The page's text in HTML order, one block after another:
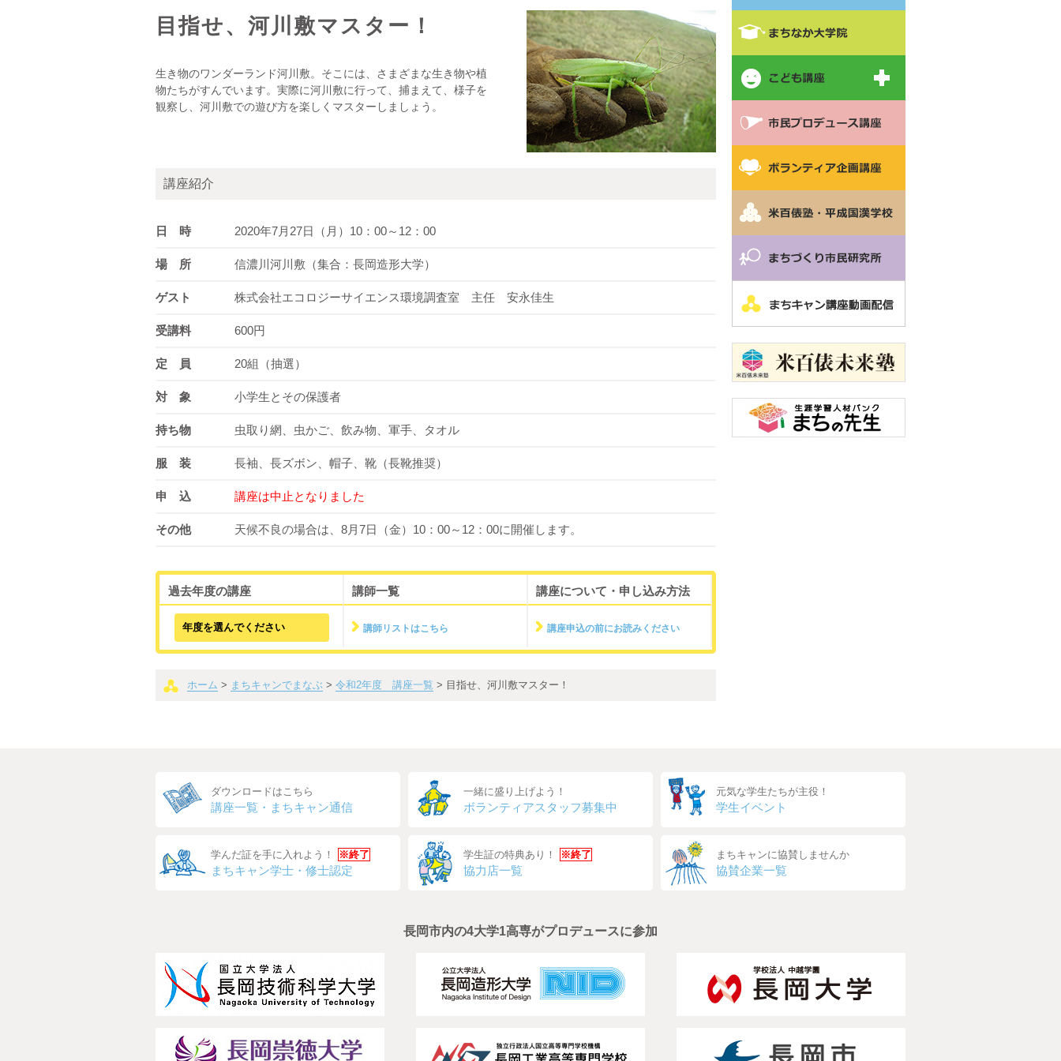
目指せ、河川敷マスター！
生き物のワンダーランド河川敷。そこには、さまざまな生き物や植
物たちがすんでいます。実際に河川敷に行って、捕まえて、様子を
観察し、河川敷での遊び方を楽しくマスターしましょう。
講座紹介
日 時 2020年7月27日（月）10：00～12：00
場 所 信濃川河川敷（集合：長岡造形大学）
ゲスト 株式会社エコロジーサイエンス環境調査室 主任 安永佳生
受講料 600円
定 員 20組（抽選）
対 象 小学生とその保護者
持ち物 虫取り網、虫かご、飲み物、軍手、タオル
服 装 長袖、長ズボン、帽子、靴（長靴推奨）
申 込 講座は中止となりました
その他 天候不良の場合は、8月7日（金）10：00～12：00に開催します。
過去年度の講座 講師一覧
講師リストはこちら
講座について・申し込み方法
講座申込の前にお読みください
ホーム > まちキャンでまなぶ > 令和2年度 講座一覧 > 目指せ、河川敷マスター！
ダウンロードはこちら
講座一覧・ まちキャン通信
一緒に盛り上げよう！
ボランティアスタッフ募集中
元気な学生たちが主役！
学生イベント
学んだ証を手に入れよう！ ※終了
まちキャン学士・修士認定
学生証の特典あり！ ※終了
協力店一覧
まちキャンに協賛しませんか
協賛企業一覧
長岡市内の4大学1高専がプロデュースに参加